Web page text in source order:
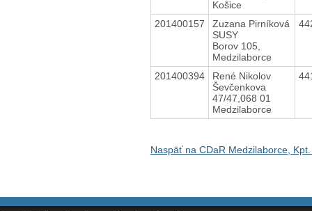
Košice
201400157
Zuzana Pirníková
SUSY
Borov 105,
Medzilaborce
201400394
René Nikolov
Ševčenkova
47/47,068 01
Medzilaborce
Naspäť na CDaR Medzilaborce,